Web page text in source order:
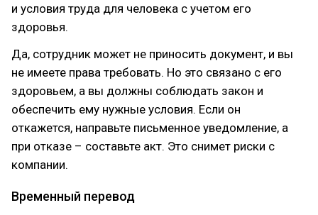
и условия труда для человека с учетом его
здоровья.
Да, сотрудник может не приносить документ, и вы
не имеете права требовать. Но это связано с его
здоровьем, а вы должны соблюдать закон и
обеспечить ему нужные условия. Если он
откажется, направьте письменное уведомление, а
при отказе – составьте акт. Это снимет риски с
компании.
Временный перевод